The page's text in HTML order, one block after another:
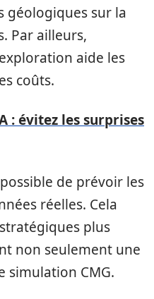
géologiques sur la
Par ailleurs,
aide les
coûts.
: évitez les surprises
de prévoir les
réelles. Cela
plus
non seulement une
simulation CMG.